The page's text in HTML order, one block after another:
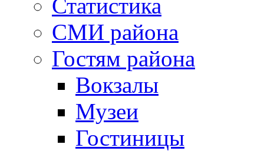
Статистика
СМИ района
Гостям района
Вокзалы
Музеи
Гостиницы